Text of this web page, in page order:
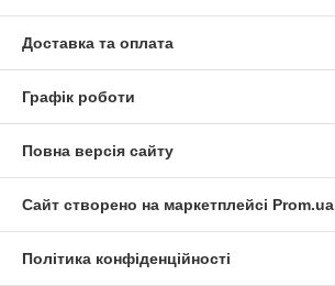
Доставка та оплата
Графік роботи
Повна версія сайту
Сайт створено на маркетплейсі Prom.ua
Політика конфіденційності